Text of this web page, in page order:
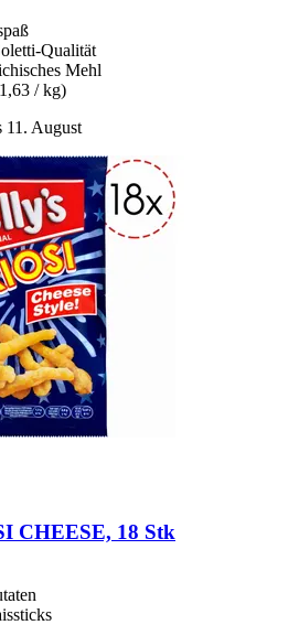
Qualität
Mehl
/ kg)
11. August
CHEESE, 18 Stk